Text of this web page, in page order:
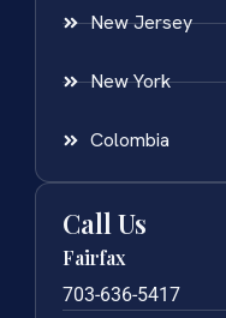
New Jersey
New York
Colombia
Call Us
Fairfax
703-636-5417